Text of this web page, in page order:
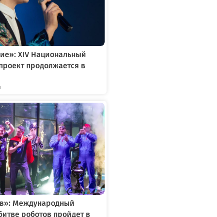
XIV Национальный
продолжается в
Международный
роботов пройдет в